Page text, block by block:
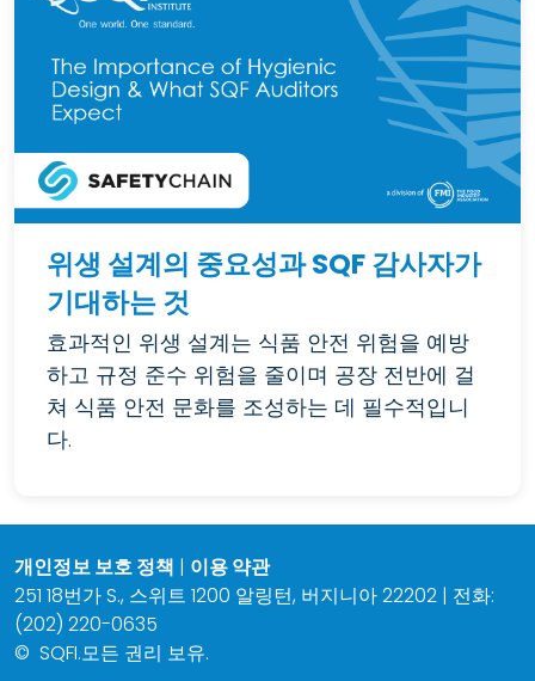
위생 설계의 중요성과 SQF 감사자가
기대하는 것
효과적인 위생 설계는 식품 안전 위험을 예방
하고 규정 준수 위험을 줄이며 공장 전반에 걸
쳐 식품 안전 문화를 조성하는 데 필수적입니
다.
개인정보 보호 정책 | 이용 약관
251 18번가 S., 스위트 1200 알링턴, 버지니아 22202 | 전화:
(202) 220-0635
© SQFI.모든 권리 보유.